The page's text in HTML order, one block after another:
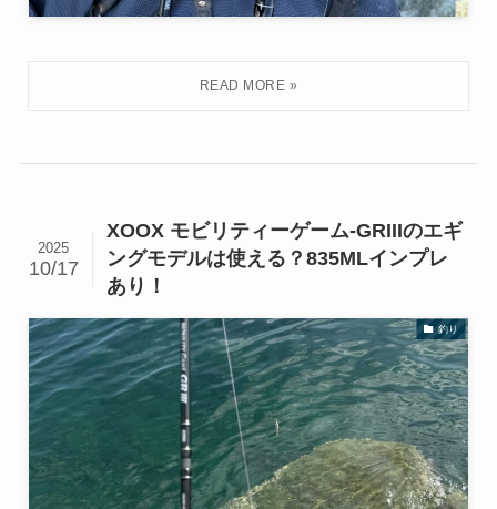
XOOX モビリティーゲーム-GRIIIのエギ
ングモデルは使える？835MLインプレ
あり！
2025
10/17
釣り